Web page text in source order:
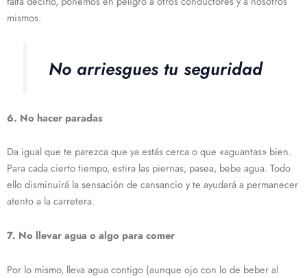
mismos.
No arriesgues tu seguridad
6. No hacer paradas
Da igual que te parezca que ya estás cerca o que «aguantas» bien.
Para cada cierto tiempo, estira las piernas, pasea, bebe agua. Todo
ello disminuirá la sensación de cansancio y te ayudará a permanecer
atento a la carretera.
7. No llevar agua o algo para comer
Por lo mismo, lleva agua contigo (aunque ojo con lo de beber al